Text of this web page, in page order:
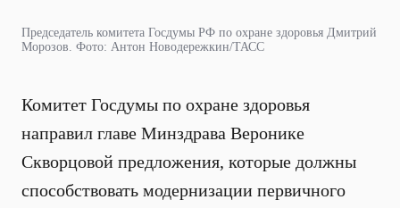
Председатель комитета Госдумы РФ по охране здоровья Дмитрий
Морозов. Фото: Антон Новодережкин/ТАСС
Комитет Госдумы по охране здоровья
направил главе Минздрава Веронике
Скворцовой предложения, которые должны
способствовать модернизации первичного